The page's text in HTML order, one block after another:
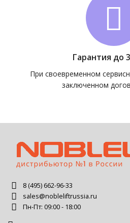
Гарантия до
При своевременном
заключенном
8 (495) 662-96-33
sales@nobleliftrussia.ru
Пн-Пт: 09:00 - 18:00